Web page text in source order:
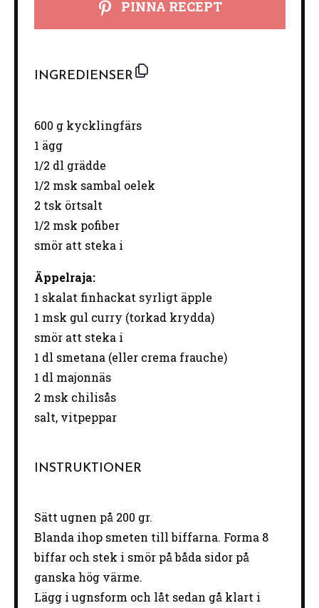
PINNA RECEPT
INGREDIENSER
600 gkycklingfärs
1 ägg
1/2 dl grädde
1/2 msk sambal oelek
2 tsk örtsalt
1/2 msk pofiber
smör att steka i
Äppelraja:
1 skalat finhackat syrligt äpple
1 msk gul curry (torkad krydda)
smör att steka i
1 dl smetana (eller crema frauche)
1 dl majonnäs
2 msk chilisås
salt, vitpeppar
INSTRUKTIONER
Sätt ugnen på 200 gr.
Blanda ihop smeten till biffarna. Forma 8
biffar och stek i smör på båda sidor på
ganska hög värme.
Lägg i ugnsform och låt sedan gå klart i